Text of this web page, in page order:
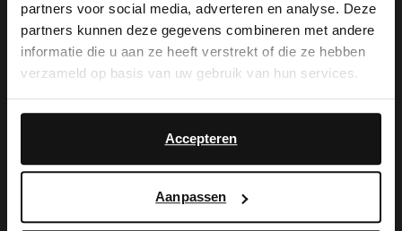
partners voor social media, adverteren en analyse. Deze
partners kunnen deze gegevens combineren met andere
informatie die u aan ze heeft verstrekt of die ze hebben
verzameld op basis van uw gebruik van hun services.
Accepteren
Aanpassen
It looks like your language isn't Dutch. Would
you like to switch to English?
English